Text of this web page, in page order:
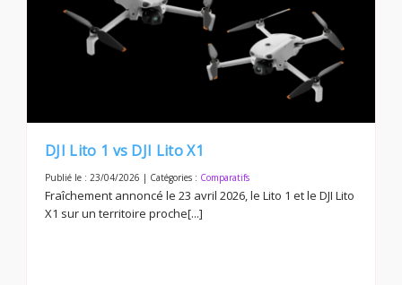
DJI Lito 1 vs DJI Lito X1
Publié le : 23/04/2026 | Catégories : Comparatifs
Fraîchement annoncé le 23 avril 2026, le Lito 1 et le DJI Lito
X1 sur un territoire proche[...]